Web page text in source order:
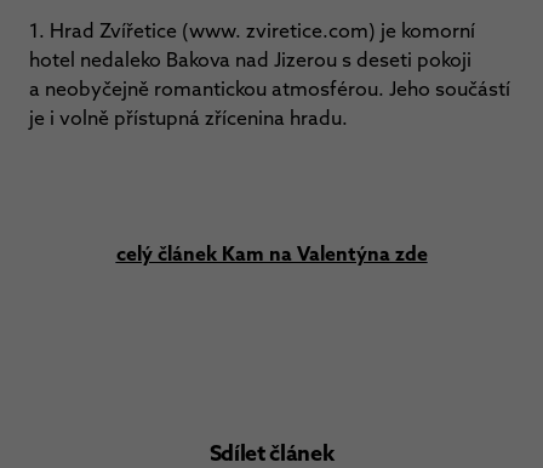
1. Hrad Zvířetice (www. zviretice.com) je komorní
hotel nedaleko Bakova nad Jizerou s deseti pokoji
a neobyčejně romantickou atmosférou. Jeho součástí
je i volně přístupná zřícenina hradu.
celý článek Kam na Valentýna zde
Sdílet článek